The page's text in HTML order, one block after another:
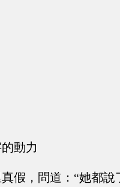
動力
假，問道：“她都說